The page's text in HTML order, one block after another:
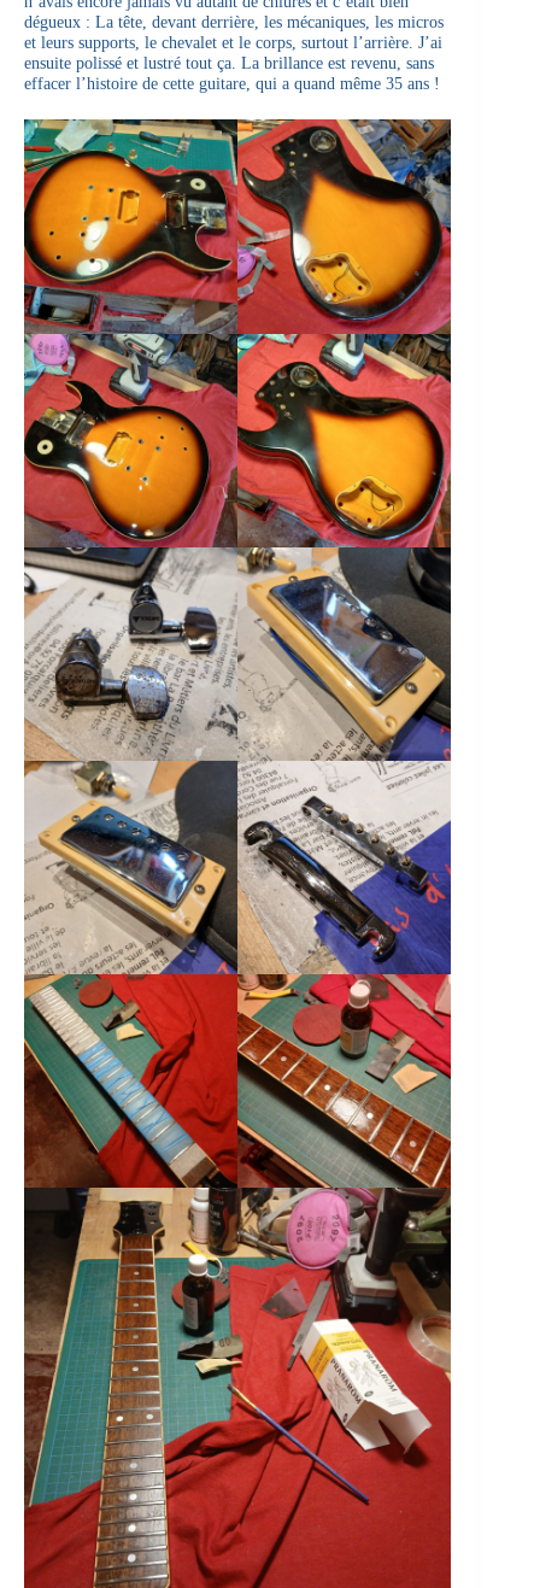
dégueux : La tête, devant derrière, les mécaniques, les micros
et leurs supports, le chevalet et le corps, surtout l’arrière. J’ai
ensuite polissé et lustré tout ça. La brillance est revenu, sans
effacer l’histoire de cette guitare, qui a quand même 35 ans !